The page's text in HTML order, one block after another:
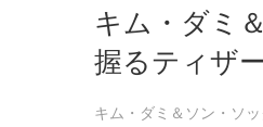
キム・ダミ
握るティザ
キム・ダミ＆ソン・ソ